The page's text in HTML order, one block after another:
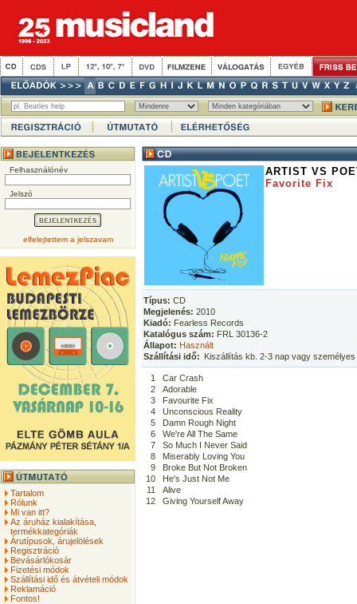
Felhasználónév
Jelszó
elfelejtettem a jelszavam
Tartalom
Rólunk
Mi van itt?
Az áruház kialakítása,
termékkategóriák
Árutípusok, árujelölések
Regisztráció
Bevásárlókosár
Fizetési módok
Szállítási idő és átvételi módok
Reklamáció
Fontos!
ARTIST VS
Favorite Fix
Típus: CD
Megjelenés: 2010
Kiadó: Fearless Records
Katalógus szám: FRL 30136-2
Állapot: Használt
Szállítási idő: Kiszállítás kb. 2-3 nap vagy
1
Car Crash
2
Adorable
3
Favourite Fix
4
Unconscious Reality
5
Damn Rough Night
6
We're All The Same
7
So Much I Never Said
8
Miserably Loving You
9
Broke But Not Broken
10
He's Just Not Me
11
Alive
12
Giving Yourself Away